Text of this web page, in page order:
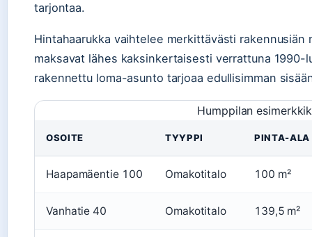
tarjontaa.
Hintahaarukka vaihtelee merkittävästi
maksavat lähes kaksinkertaisesti verrattuna 1990-
rakennettu loma-asunto tarjoaa edullisimman
Humppilan
OSOITE TYYPPI PINTA-ALA
Haapamäentie 100 Omakotitalo 100 m²
Vanhatie 40 Omakotitalo 139,5 m²